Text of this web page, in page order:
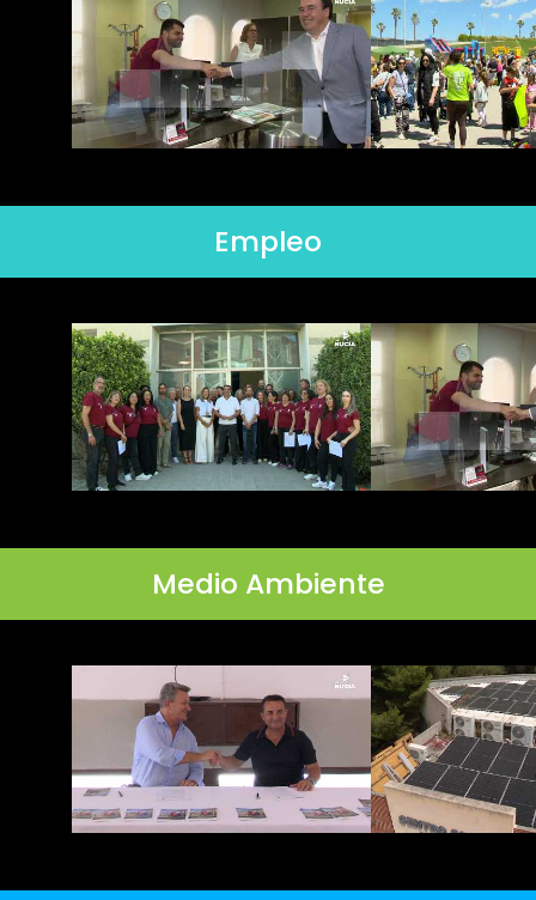
Empleo
Medio Ambiente